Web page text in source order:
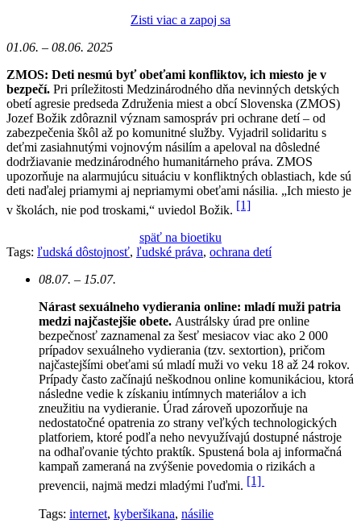
Zisti viac a zapoj sa
01.06. – 08.06. 2025
ZMOS: Deti nesmú byť obeťami konfliktov, ich miesto je v
bezpečí. Pri príležitosti Medzinárodného dňa nevinných detských
obetí agresie predseda Združenia miest a obcí Slovenska (ZMOS)
Jozef Božik zdôraznil význam samospráv pri ochrane detí – od
zabezpečenia škôl až po komunitné služby. Vyjadril solidaritu s
deťmi zasiahnutými vojnovým násilím a apeloval na dôsledné
dodržiavanie medzinárodného humanitárneho práva. ZMOS
upozorňuje na alarmujúcu situáciu v konfliktných oblastiach, kde sú
deti naďalej priamymi aj nepriamymi obeťami násilia. „Ich miesto je
v školách, nie pod troskami,“ uviedol Božik. [1]
späť na bioetiku
Tags: ľudská dôstojnosť, ľudské práva, ochrana detí
08.07. – 15.07.
Nárast sexuálneho vydierania online: mladí muži patria
medzi najčastejšie obete. Austrálsky úrad pre online
bezpečnosť zaznamenal za šesť mesiacov viac ako 2 000
prípadov sexuálneho vydierania (tzv. sextortion), pričom
najčastejšími obeťami sú mladí muži vo veku 18 až 24 rokov.
Prípady často začínajú neškodnou online komunikáciou, ktorá
následne vedie k získaniu intímnych materiálov a ich
zneužitiu na vydieranie. Úrad zároveň upozorňuje na
nedostatočné opatrenia zo strany veľkých technologických
platforiem, ktoré podľa neho nevyužívajú dostupné nástroje
na odhaľovanie týchto praktík. Spustená bola aj informačná
kampaň zameraná na zvýšenie povedomia o rizikách a
prevencii, najmä medzi mladými ľuďmi. [1]
Tags: internet, kyberšikana, násilie